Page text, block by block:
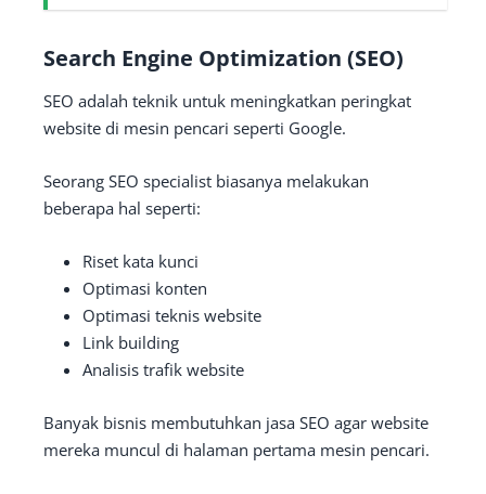
Search Engine Optimization (SEO)
SEO adalah teknik untuk meningkatkan peringkat
website di mesin pencari seperti Google.
Seorang SEO specialist biasanya melakukan
beberapa hal seperti:
Riset kata kunci
Optimasi konten
Optimasi teknis website
Link building
Analisis trafik website
Banyak bisnis membutuhkan jasa SEO agar website
mereka muncul di halaman pertama mesin pencari.